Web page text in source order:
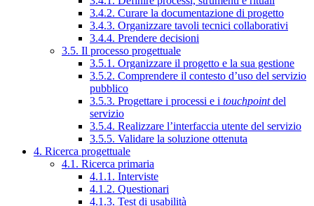
3.4.2. Curare la documentazione di progetto
3.4.3. Organizzare tavoli tecnici collaborativi
3.4.4. Prendere decisioni
3.5. Il processo progettuale
3.5.1. Organizzare il progetto e la sua gestione
3.5.2. Comprendere il contesto d’uso del servizio
pubblico
3.5.3. Progettare i processi e i touchpointdel
servizio
3.5.4. Realizzare l’interfaccia utente del servizio
3.5.5. Validare la soluzione ottenuta
4. Ricerca progettuale
4.1. Ricerca primaria
4.1.1. Interviste
4.1.2. Questionari
4.1.3. Test di usabilità